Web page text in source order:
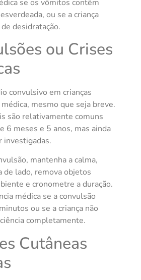
se os vômitos contêm
ou se a criança
desidratação.
ou Crises
convulsivo em crianças
mesmo que seja breve.
são relativamente comuns
6 meses e 5 anos, mas ainda
investigadas.
mantenha a calma,
de lado, remova objetos
e cronometre a duração.
médica se a convulsão
ou se a criança não
completamente.
Cutâneas